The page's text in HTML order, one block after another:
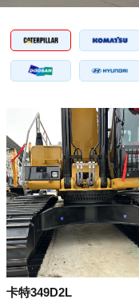
卡特349D2L